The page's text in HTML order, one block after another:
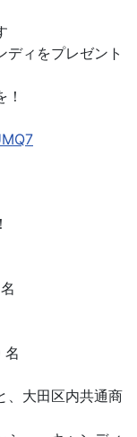
ディをプレゼント
名
、大田区内共通商